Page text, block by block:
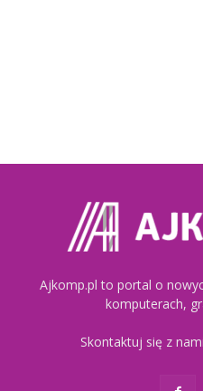
Ajkomp.pl to portal o
komputerach,
Skontaktuj się z